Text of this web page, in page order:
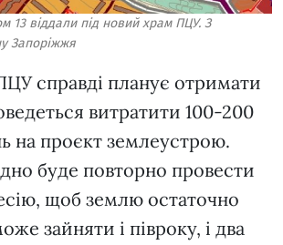
13 віддали під новий храм ПЦУ. З
Запоріжжя
справді планує отримати
витратити 100-200
на проєкт землеустрою.
буде повторно провести
щоб землю остаточно
зайняти і півроку, і два